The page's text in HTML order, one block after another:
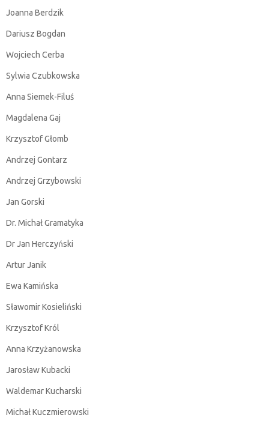
Joanna Berdzik
Dariusz Bogdan
Wojciech Cerba
Sylwia Czubkowska
Anna Siemek-Filuś
Magdalena Gaj
Krzysztof Głomb
Andrzej Gontarz
Andrzej Grzybowski
Jan Gorski
Dr. Michał Gramatyka
Dr Jan Herczyński
Artur Janik
Ewa Kamińska
Sławomir Kosieliński
Krzysztof Król
Anna Krzyżanowska
Jarosław Kubacki
Waldemar Kucharski
Michał Kuczmierowski